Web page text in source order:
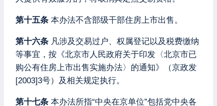
第十五条 本办法不含部级干部住房上市出售。
第十六条 凡涉及交易过户、权属登记以及税费缴纳
等事宜，按《北京市人民政府关于印发〈北京市已
购公有住房上市出售实施办法〉的通知》（京政发
[2003]3号）及相关规定执行。
第十七条 本办法所指“中央在京单位”包括党中央各